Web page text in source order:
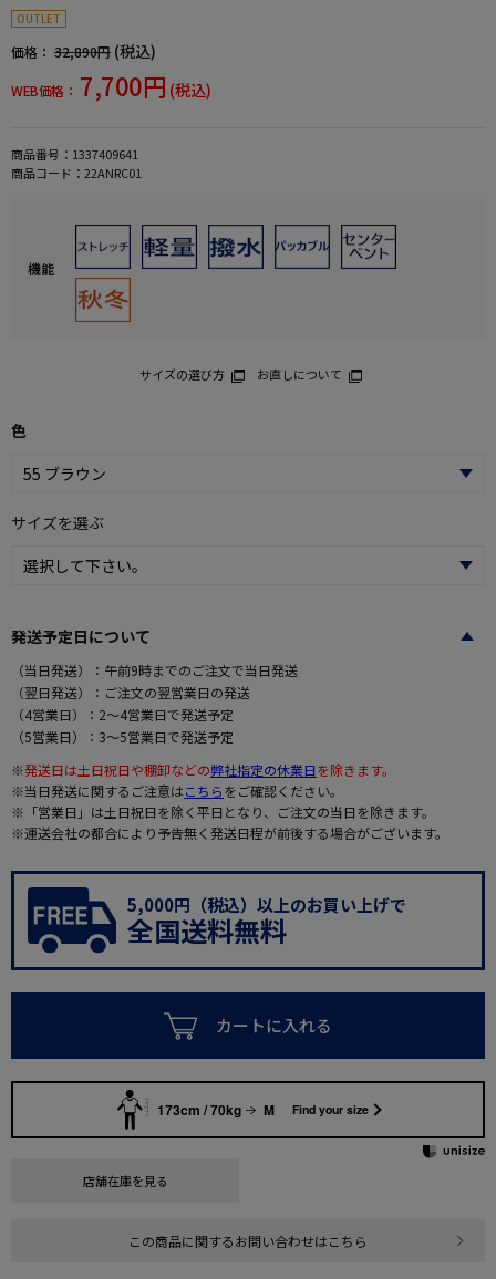
OUTLET
価格： 32,890円 (税込)
WEB価格： 7,700円 (税込)
商品番号： 1337409641
商品コード： 22ANRC01
機能
サイズの選び方 お直しについて
色
サイズを選ぶ
発送予定日について
（当日発送）：午前9時までのご注文で当日発送
（翌日発送）：ご注文の翌営業日の発送
（4営業日）：2～4営業日で発送予定
（5営業日）：3～5営業日で発送予定
※発送日は土日祝日や棚卸などの弊社指定の休業日を除きます。
※当日発送に関するご注意はこちらをご確認ください。
※「営業日」は土日祝日を除く平日となり、ご注文の当日を除きます。
※運送会社の都合により予告無く発送日程が前後する場合がございます。
5,000円（税込）以上のお買い上げで
全国送料無料
カートに入れる
173cm / 70kg M Find your size
店舗在庫を見る
この商品に関するお問い合わせはこちら